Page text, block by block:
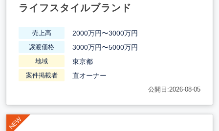
ライフスタイルブランド
売上高 2000万円〜3000万円
譲渡価格 3000万円〜5000万円
地域 東京都
案件掲載者 直オーナー
公開日:2026-08-05